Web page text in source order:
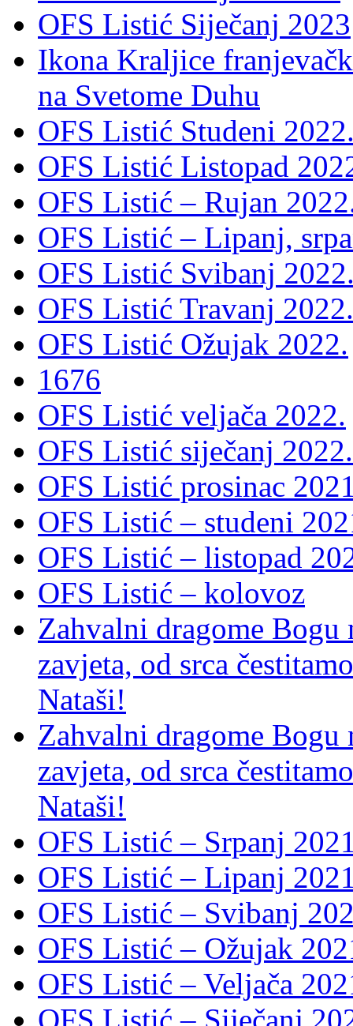
OFS Listić Siječanj 2023
Ikona Kraljice
na Svetome Duhu
OFS Listić Studeni
OFS Listić Listopad
OFS Listić – Rujan
OFS Listić – Lipanj,
OFS Listić Svibanj
OFS Listić Travanj 2022.
OFS Listić Ožujak 2022.
1676
OFS Listić veljača 2022.
OFS Listić siječanj 2022.
OFS Listić prosinac
OFS Listić – studeni
OFS Listić – listopad
OFS Listić – kolovoz
Zahvalni dragome Bogu
zavjeta, od srca
Nataši!
Zahvalni dragome Bogu
zavjeta, od srca
Nataši!
OFS Listić – Srpanj
OFS Listić – Lipanj
OFS Listić – Svibanj
OFS Listić – Ožujak
OFS Listić – Veljača